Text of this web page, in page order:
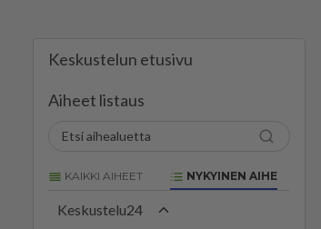
Keskustelun etusivu
Aiheet listaus
KAIKKI AIHEET NYKYINEN AIHE
Keskustelu24